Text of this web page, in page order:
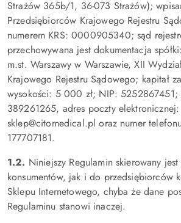
Strażów 365b/1, 36-073 Strażów);
Przedsiębiorców Krajowego Rejestru
numerem KRS: 0000905340; sąd
przechowywana jest dokumentacja
m.st. Warszawy w Warszawie, XII
Krajowego Rejestru Sądowego; kapitał
wysokości: 5 000 zł; NIP: 5252867451;
389261265, adres poczty elektronicznej:
sklep@citomedical.pl oraz numer
177707181.
1.2. Niniejszy Regulamin skierowany
konsumentów, jak i do przedsiębiorców
Sklepu Internetowego, chyba że dane
Regulaminu stanowi inaczej.